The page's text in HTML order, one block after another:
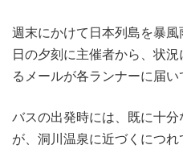
週末にかけて日本列島を暴
日の夕刻に主催者から、状
るメールが各ランナーに届い
バスの出発時には、既に十
が、洞川温泉に近づくにつれ